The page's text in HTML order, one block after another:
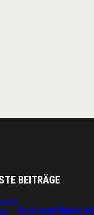
BEITRÄGE
Es ist noch Muppe da!